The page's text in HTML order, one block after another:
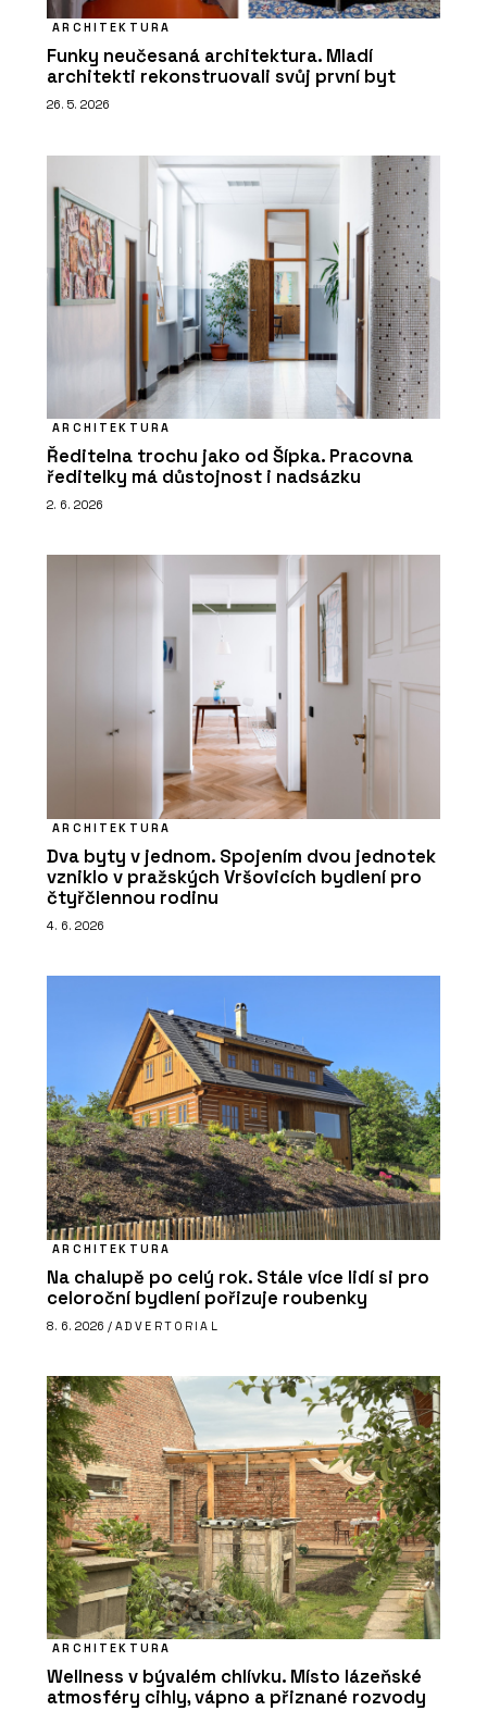
ARCHITEKTURA
Funky neučesaná architektura. Mladí
architekti rekonstruovali svůj první byt
26. 5. 2026
ARCHITEKTURA
Ředitelna trochu jako od Šípka. Pracovna
ředitelky má důstojnost i nadsázku
2. 6. 2026
ARCHITEKTURA
Dva byty v jednom. Spojením dvou jednotek
vzniklo v pražských Vršovicích bydlení pro
čtyřčlennou rodinu
4. 6. 2026
ARCHITEKTURA
Na chalupě po celý rok. Stále více lidí si pro
celoroční bydlení pořizuje roubenky
8. 6. 2026 / ADVERTORIAL
ARCHITEKTURA
Wellness v bývalém chlívku. Místo lázeňské
atmosféry cihly, vápno a přiznané rozvody